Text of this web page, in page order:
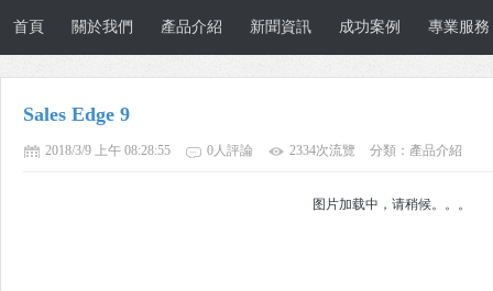
首頁 關於我們 產品介紹 新聞資訊 成功案例 專業服務
Sales Edge 9
2018/3/9 上午 08:28:55 0人評論 2334次流覽 分類：產品介紹
图片加载中，请稍候。。。